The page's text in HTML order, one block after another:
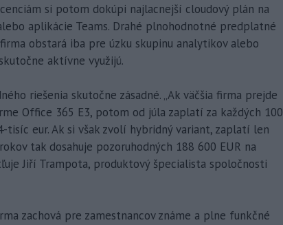
si potom dokúpi najlacnejší cloudový plán na
aplikácie Teams. Drahé plnohodnotné predplatné
obstará iba pre úzku skupinu analytikov alebo
aktívne využijú.
riešenia skutočne zásadné. „Ak väčšia firma prejde
Office 365 E3, potom od júla zaplatí za každých 100
tisíc eur. Ak si však zvolí hybridný variant, zaplatí len
tak dosahuje pozoruhodných 188 600 EUR na
Jiří Trampota, produktový špecialista spoločnosti
zachová pre zamestnancov známe a plne funkčné